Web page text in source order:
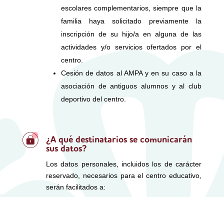
escolares complementarios, siempre que la
familia haya solicitado previamente la
inscripción de su hijo/a en alguna de las
actividades y/o servicios ofertados por el
centro.
Cesión de datos al AMPA y en su caso a la
asociación de antiguos alumnos y al club
deportivo del centro.
¿A qué destinatarios se comunicarán
sus datos?
Los datos personales, incluidos los de carácter
reservado, necesarios para el centro educativo,
serán facilitados a: